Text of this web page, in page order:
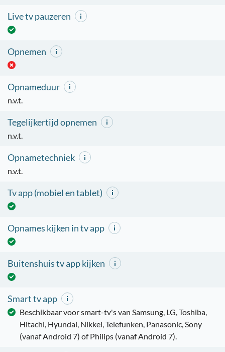
Live tv pauzeren
Opnemen
Opnameduur
n.v.t.
Tegelijkertijd opnemen
n.v.t.
Opnametechniek
n.v.t.
Tv app (mobiel en tablet)
Opnames kijken in tv app
Buitenshuis tv app kijken
Smart tv app
Beschikbaar voor smart-tv's van Samsung, LG, Toshiba,
Hitachi, Hyundai, Nikkei, Telefunken, Panasonic, Sony
(vanaf Android 7) of Philips (vanaf Android 7).